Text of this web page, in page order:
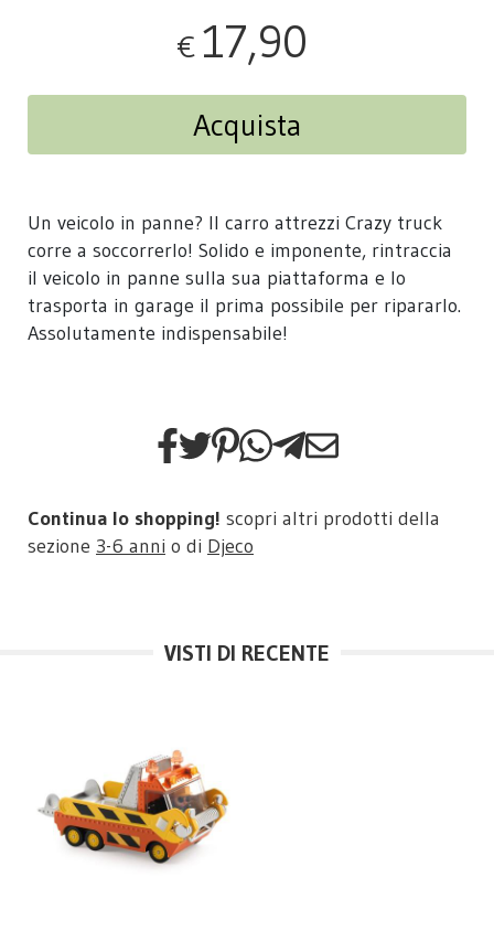
€ 17,90
Acquista
Un veicolo in panne? Il carro attrezzi Crazy truck
corre a soccorrerlo! Solido e imponente, rintraccia
il veicolo in panne sulla sua piattaforma e lo
trasporta in garage il prima possibile per ripararlo.
Assolutamente indispensabile!
Continua lo shopping! scopri altri prodotti della
sezione 3-6 anni o di Djeco
VISTI DI RECENTE